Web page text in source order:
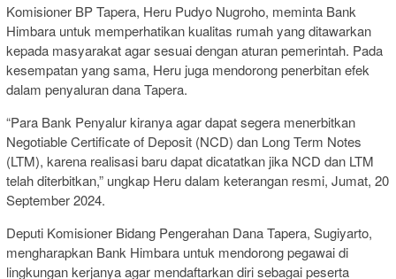
Komisioner BP Tapera, Heru Pudyo Nugroho, meminta Bank
Himbara untuk memperhatikan kualitas rumah yang ditawarkan
kepada masyarakat agar sesuai dengan aturan pemerintah. Pada
kesempatan yang sama, Heru juga mendorong penerbitan efek
dalam penyaluran dana Tapera.
“Para Bank Penyalur kiranya agar dapat segera menerbitkan
Negotiable Certificate of Deposit (NCD) dan Long Term Notes
(LTM), karena realisasi baru dapat dicatatkan jika NCD dan LTM
telah diterbitkan,” ungkap Heru dalam keterangan resmi, Jumat, 20
September 2024.
Deputi Komisioner Bidang Pengerahan Dana Tapera, Sugiyarto,
mengharapkan Bank Himbara untuk mendorong pegawai di
lingkungan kerjanya agar mendaftarkan diri sebagai peserta